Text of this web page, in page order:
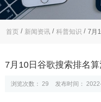
首页 / 新闻资讯 / 科普知识 / 7月
7月10日谷歌搜索排名
浏览次数： 29 发布时间：